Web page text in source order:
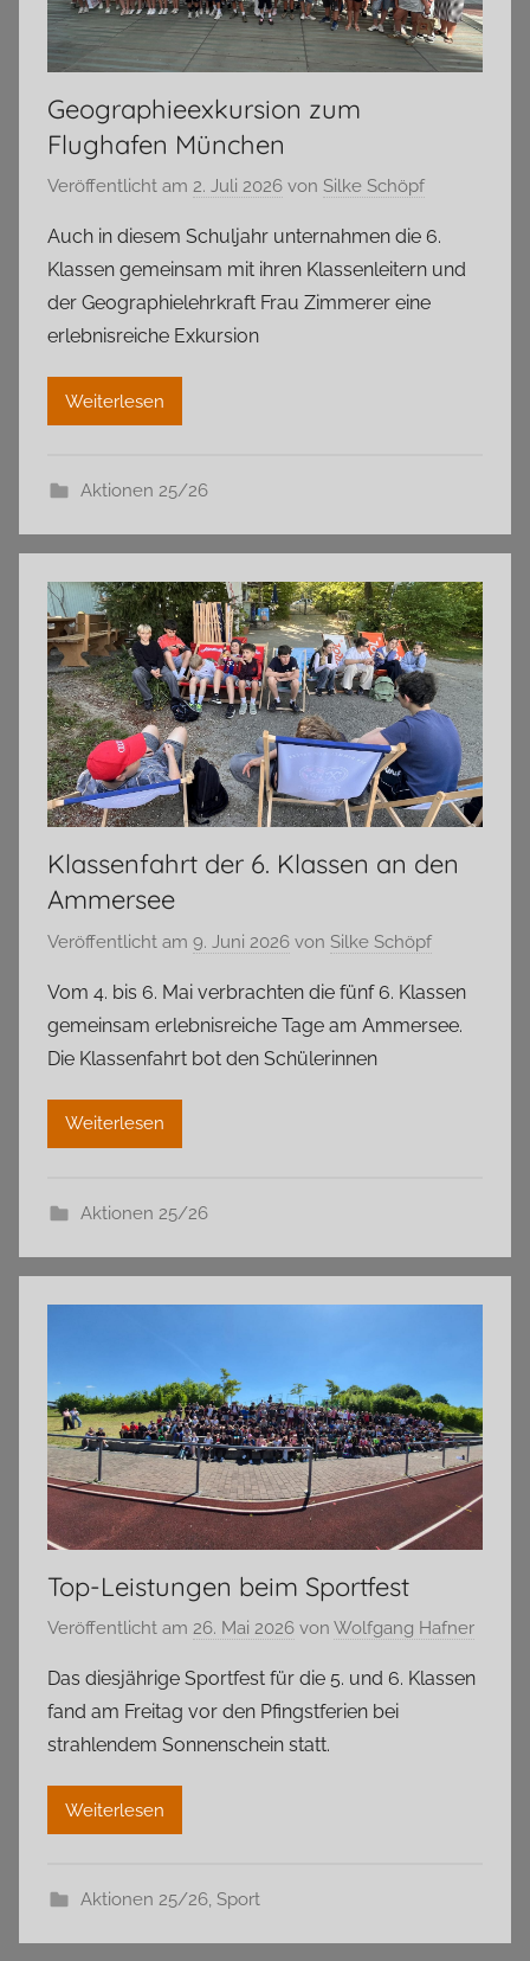
Geographieexkursion zum
Flughafen München
Veröffentlicht am 2. Juli 2026 von Silke Schöpf
Auch in diesem Schuljahr unternahmen die 6.
Klassen gemeinsam mit ihren Klassenleitern und
der Geographielehrkraft Frau Zimmerer eine
erlebnisreiche Exkursion
Weiterlesen
Aktionen 25/26
Klassenfahrt der 6. Klassen an den
Ammersee
Veröffentlicht am 9. Juni 2026 von Silke Schöpf
Vom 4. bis 6. Mai verbrachten die fünf 6. Klassen
gemeinsam erlebnisreiche Tage am Ammersee.
Die Klassenfahrt bot den Schülerinnen
Weiterlesen
Aktionen 25/26
Top-Leistungen beim Sportfest
Veröffentlicht am 26. Mai 2026 von Wolfgang Hafner
Das diesjährige Sportfest für die 5. und 6. Klassen
fand am Freitag vor den Pfingstferien bei
strahlendem Sonnenschein statt.
Weiterlesen
Aktionen 25/26, Sport